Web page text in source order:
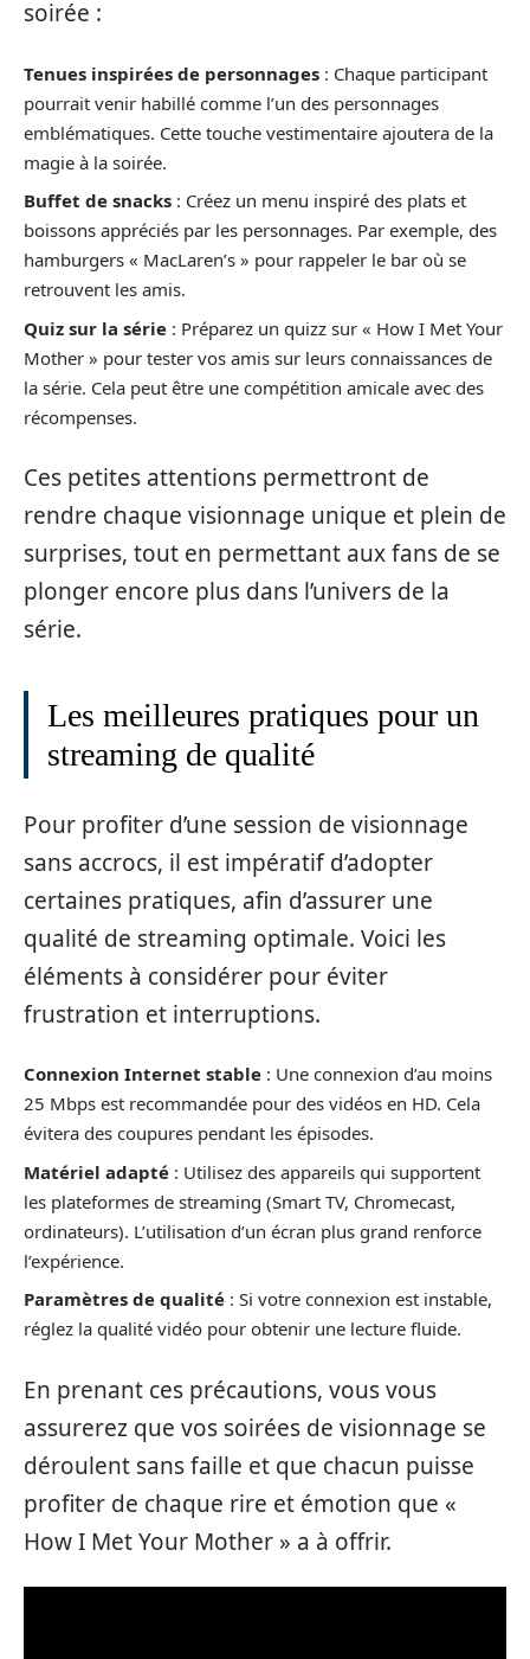
soirée :
Tenues inspirées de personnages : Chaque participant
pourrait venir habillé comme l’un des personnages
emblématiques. Cette touche vestimentaire ajoutera de la
magie à la soirée.
Buffet de snacks : Créez un menu inspiré des plats et
boissons appréciés par les personnages. Par exemple, des
hamburgers « MacLaren’s » pour rappeler le bar où se
retrouvent les amis.
Quiz sur la série : Préparez un quizz sur « How I Met Your
Mother » pour tester vos amis sur leurs connaissances de
la série. Cela peut être une compétition amicale avec des
récompenses.
Ces petites attentions permettront de
rendre chaque visionnage unique et plein de
surprises, tout en permettant aux fans de se
plonger encore plus dans l’univers de la
série.
Les meilleures pratiques pour un
streaming de qualité
Pour profiter d’une session de visionnage
sans accrocs, il est impératif d’adopter
certaines pratiques, afin d’assurer une
qualité de streaming optimale. Voici les
éléments à considérer pour éviter
frustration et interruptions.
Connexion Internet stable : Une connexion d’au moins
25 Mbps est recommandée pour des vidéos en HD. Cela
évitera des coupures pendant les épisodes.
Matériel adapté : Utilisez des appareils qui supportent
les plateformes de streaming (Smart TV, Chromecast,
ordinateurs). L’utilisation d’un écran plus grand renforce
l’expérience.
Paramètres de qualité : Si votre connexion est instable,
réglez la qualité vidéo pour obtenir une lecture fluide.
En prenant ces précautions, vous vous
assurerez que vos soirées de visionnage se
déroulent sans faille et que chacun puisse
profiter de chaque rire et émotion que «
How I Met Your Mother » a à offrir.